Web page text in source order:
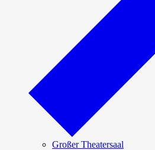
Großer Theatersaal